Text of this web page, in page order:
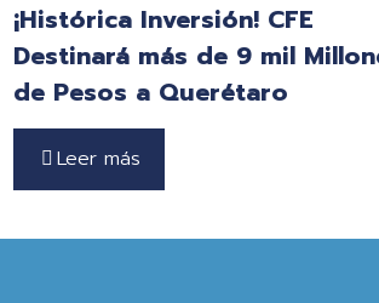
¡Histórica Inversión! CFE
Destinará más de 9 mil
de Pesos a Querétaro
Leer más